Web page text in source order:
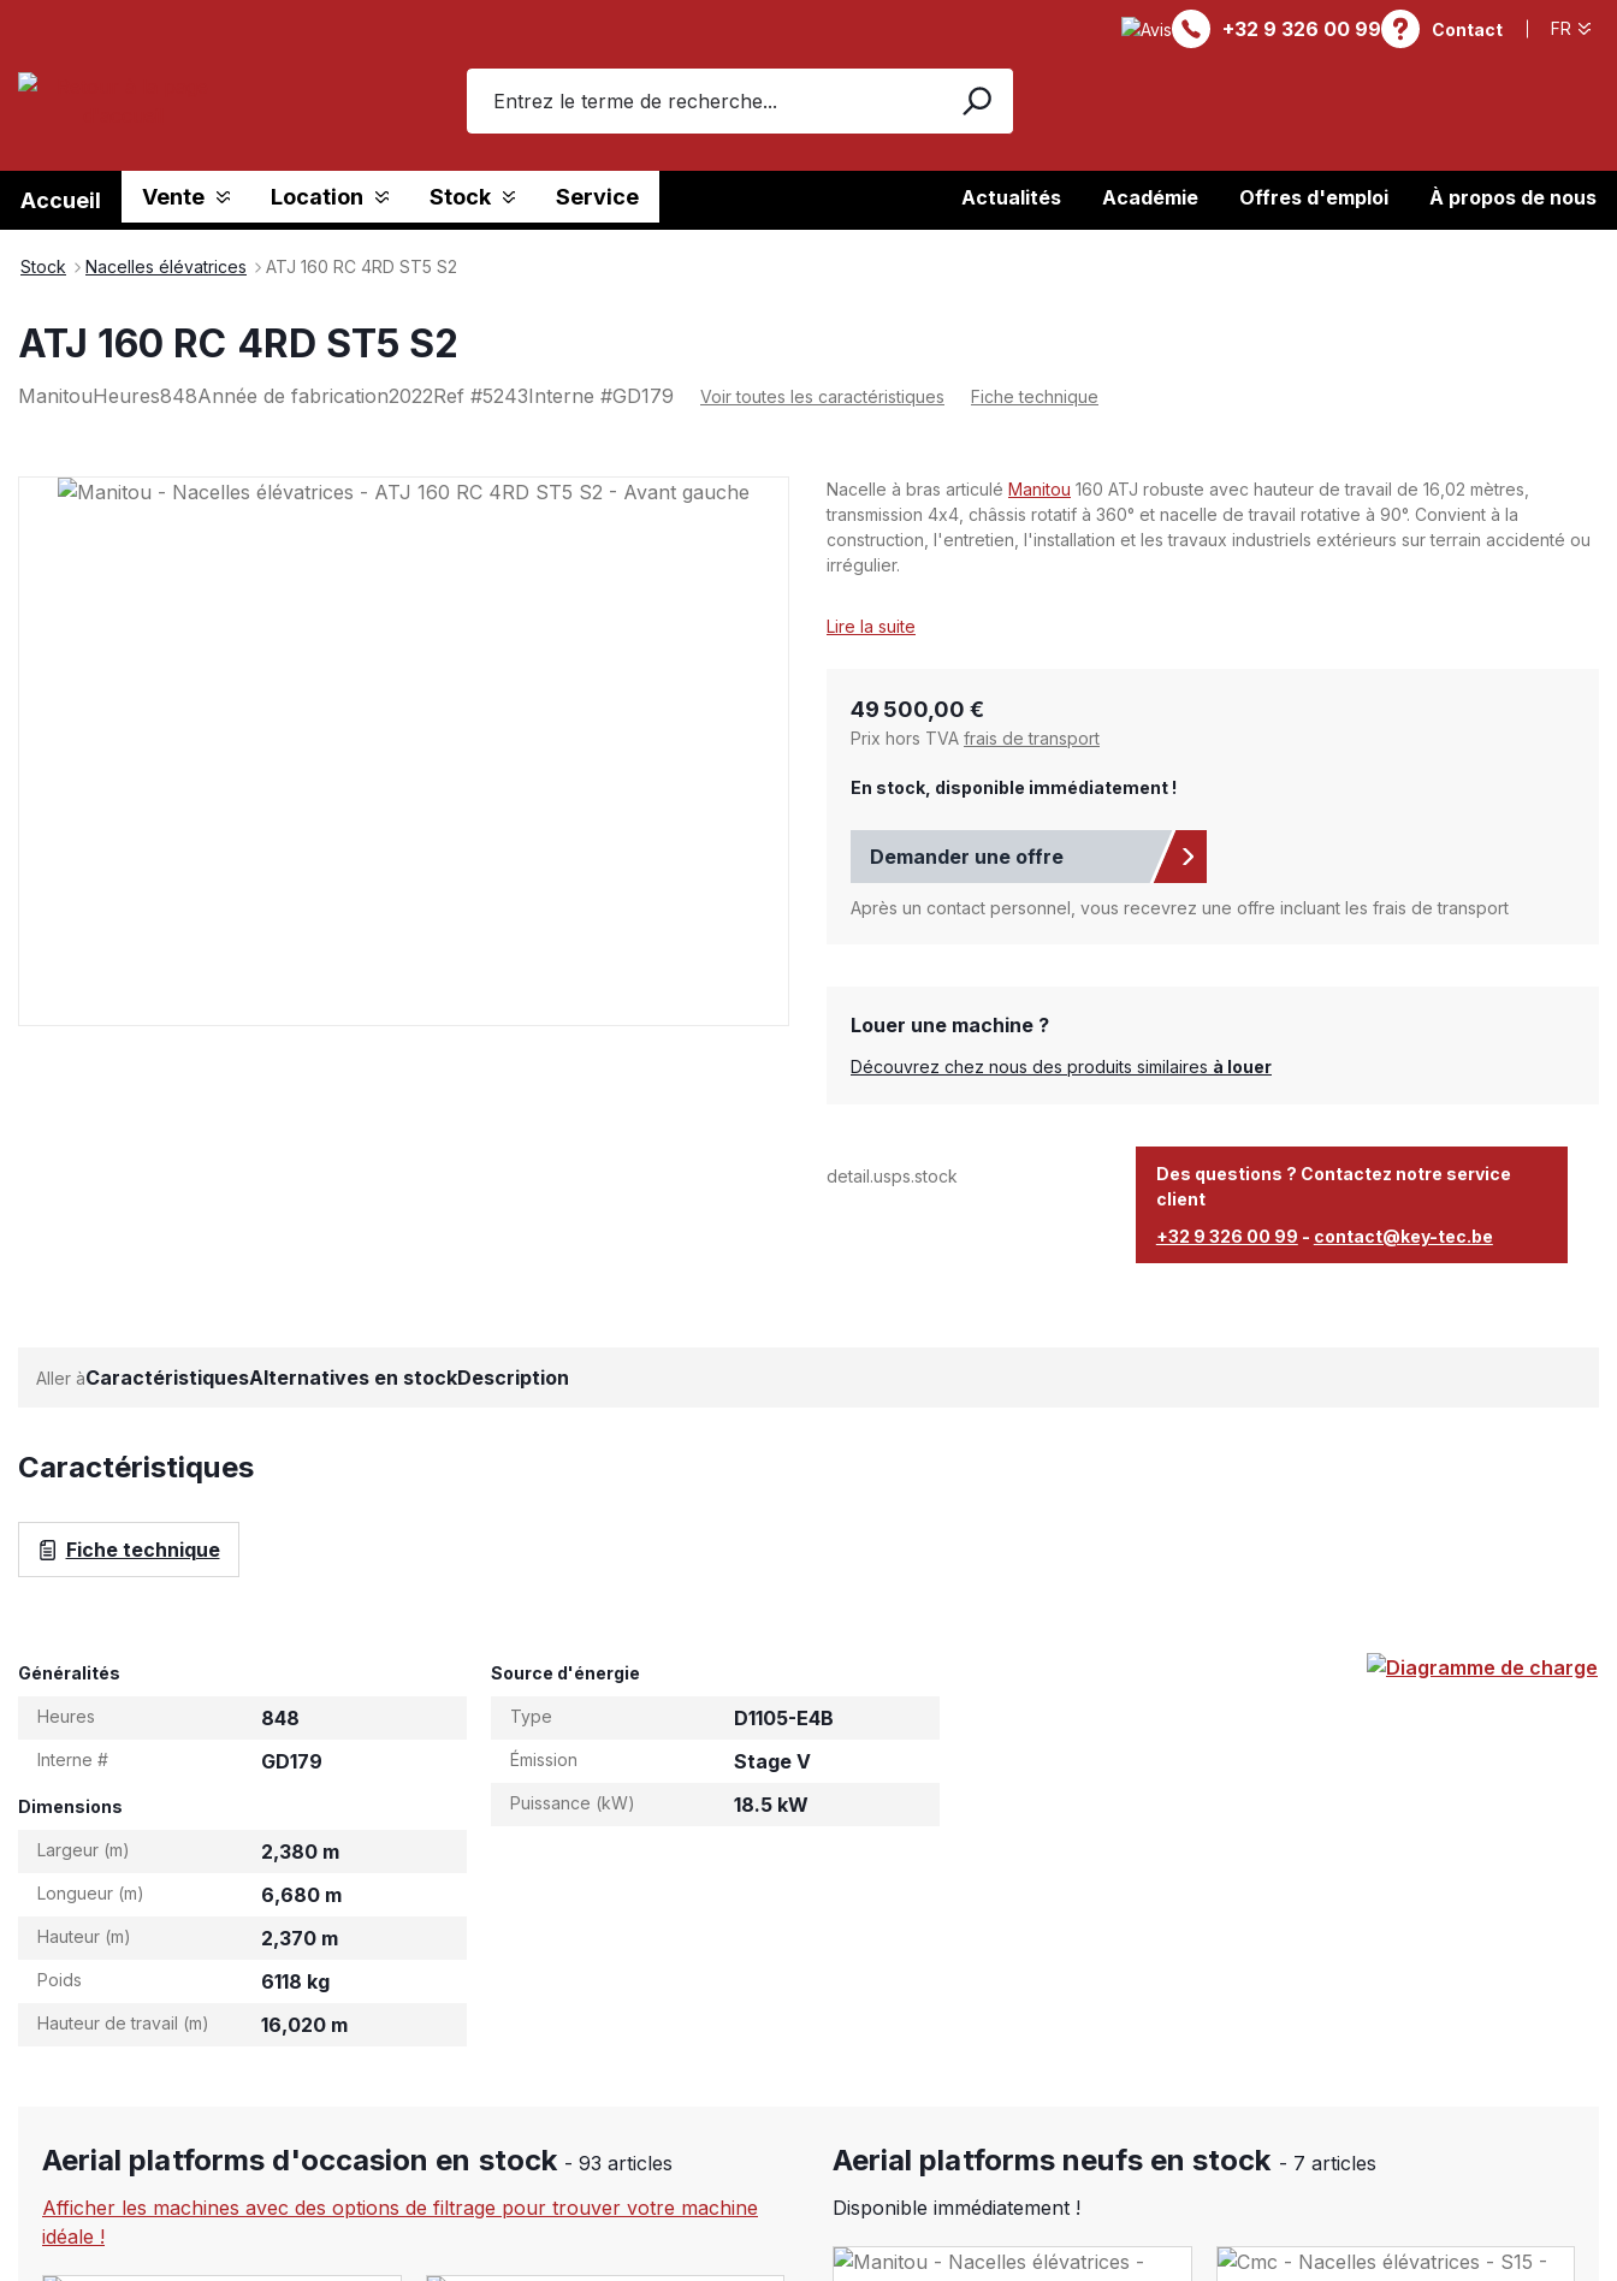
+32 9 326 00 99 Contact
Accueil Vente Location Stock Service Actualités Académie Offres d'emploi À propos de nous
Stock Nacelles élévatrices ATJ 160 RC 4RD ST5 S2
ATJ 160 RC 4RD ST5 S2
ManitouHeures848Année de fabrication2022Ref #5243Interne #GD179 Voir toutes les caractéristiques Fiche technique
Ignorer la galerie d'images Nacelle à bras articulé Manitou 160 ATJ robuste avec hauteur de travail de 16,02 mètres,
transmission 4x4, châssis rotatif à 360° et nacelle de travail rotative à 90°. Convient à la
construction, l'entretien, l'installation et les travaux industriels extérieurs sur terrain accidenté ou
irrégulier.
Lire la suite
49 500,00 €
Prix hors TVA frais de transport
En stock, disponible immédiatement !
Demander une offre
Après un contact personnel, vous recevrez une offre incluant les frais de transport
Louer une machine ?
Découvrez chez nous des produits similaires à louer
detail.usps.stock
Des questions ? Contactez notre service
client
+32 9 326 00 99 - contact@key-tec.be
CaractéristiquesAlternatives en stockDescription
Caractéristiques
Fiche technique
Généralités
Heures 848
Interne # GD179
Dimensions
Largeur (m) 2,380 m
Longueur (m) 6,680 m
Hauteur (m) 2,370 m
Poids 6118 kg
Hauteur de travail (m) 16,020 m
Source d'énergie
Type D1105-E4B
Émission Stage V
Puissance (kW) 18.5 kW
Diagramme de charge
Aerial platforms d'occasion en stock - 93 articles
Afficher les machines avec des options de filtrage pour trouver votre machine
idéale !
Aerial platforms neufs en stock - 7 articles
Disponible immédiatement !